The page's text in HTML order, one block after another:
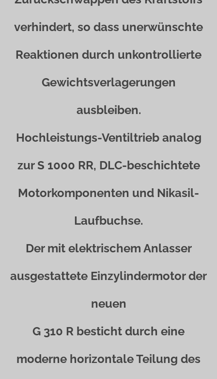
verhindert, so dass unerwünschte
Reaktionen durch unkontrollierte
Gewichtsverlagerungen
ausbleiben.
Hochleistungs-Ventiltrieb analog
zur S 1000 RR, DLC-beschichtete
Motorkomponenten und Nikasil-
Laufbuchse.
Der mit elektrischem Anlasser
ausgestattete Einzylindermotor der
neuen
G 310 R besticht durch eine
moderne horizontale Teilung des